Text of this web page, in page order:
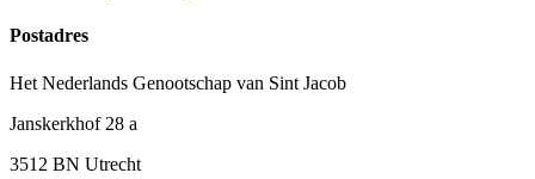
Postadres
Het Nederlands Genootschap van Sint Jacob
Janskerkhof 28 a
3512 BN Utrecht